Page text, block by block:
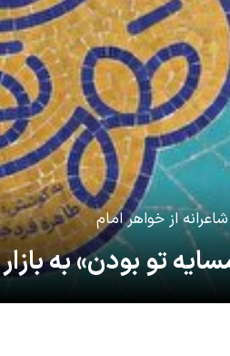
از خواهر امام
تو بودن» به